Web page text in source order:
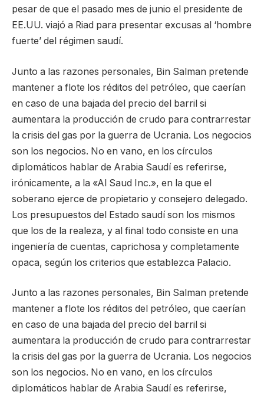
pesar de que el pasado mes de junio el presidente de
EE.UU. viajó a Riad para presentar excusas al ‘hombre
fuerte’ del régimen saudí.
Junto a las razones personales, Bin Salman pretende
mantener a flote los réditos del petróleo, que caerían
en caso de una bajada del precio del barril si
aumentara la producción de crudo para contrarrestar
la crisis del gas por la guerra de Ucrania. Los negocios
son los negocios. No en vano, en los círculos
diplomáticos hablar de Arabia Saudí es referirse,
irónicamente, a la «Al Saud Inc.», en la que el
soberano ejerce de propietario y consejero delegado.
Los presupuestos del Estado saudí son los mismos
que los de la realeza, y al final todo consiste en una
ingeniería de cuentas, caprichosa y completamente
opaca, según los criterios que establezca Palacio.
Junto a las razones personales, Bin Salman pretende
mantener a flote los réditos del petróleo, que caerían
en caso de una bajada del precio del barril si
aumentara la producción de crudo para contrarrestar
la crisis del gas por la guerra de Ucrania. Los negocios
son los negocios. No en vano, en los círculos
diplomáticos hablar de Arabia Saudí es referirse,